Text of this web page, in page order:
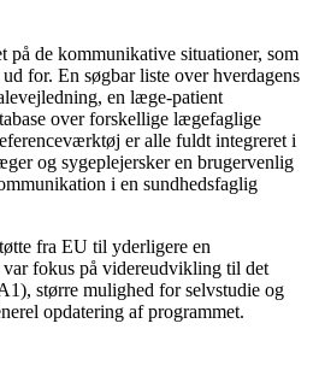
på de kommunikative situationer, som
for. En søgbar liste over hverdagens
en læge-patient
over forskellige lægefaglige
er alle fuldt integreret i
og sygeplejersker en brugervenlig
i en sundhedsfaglig
fra EU til yderligere en
fokus på videreudvikling til det
større mulighed for selvstudie og
opdatering af programmet.